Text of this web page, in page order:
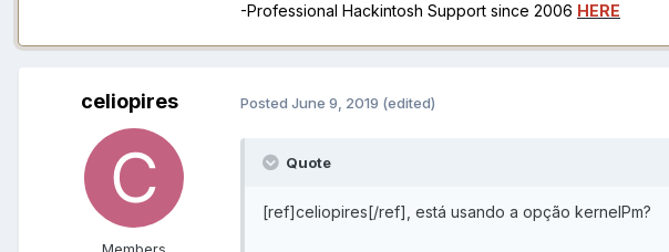
-Professional Hackintosh Support since 2006 HERE
celiopires Posted June 9, 2019 (edited)
Quote
[ref]celiopires[/ref], está usando a opção kernelPm?